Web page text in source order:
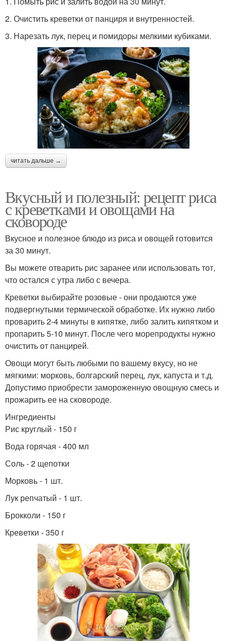
2. Очистить креветки от панциря и внутренностей.
3. Нарезать лук, перец и помидоры мелкими кубиками.
читать дальше →
Вкусный и полезный: рецепт риса
с креветками и овощами на
сковороде
Вкусное и полезное блюдо из риса и овощей готовится
за 30 минут.
Вы можете отварить рис заранее или использовать тот,
что остался с утра либо с вечера.
Креветки выбирайте розовые - они продаются уже
подвергнутыми термической обработке. Их нужно либо
проварить 2-4 минуты в кипятке, либо залить кипятком и
пропарить 5-10 минут. После чего морепродукты нужно
очистить от панцирей.
Овощи могут быть любыми по вашему вкусу, но не
мягкими: морковь, болгарский перец, лук, капуста и т.д.
Допустимо приобрести замороженную овощную смесь и
прожарить ее на сковороде.
Ингредиенты
Рис круглый - 150 г
Вода горячая - 400 мл
Соль - 2 щепотки
Морковь - 1 шт.
Лук репчатый - 1 шт.
Брокколи - 150 г
Креветки - 350 г